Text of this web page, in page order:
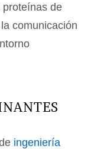
proteínas de
comunicación
ingeniería